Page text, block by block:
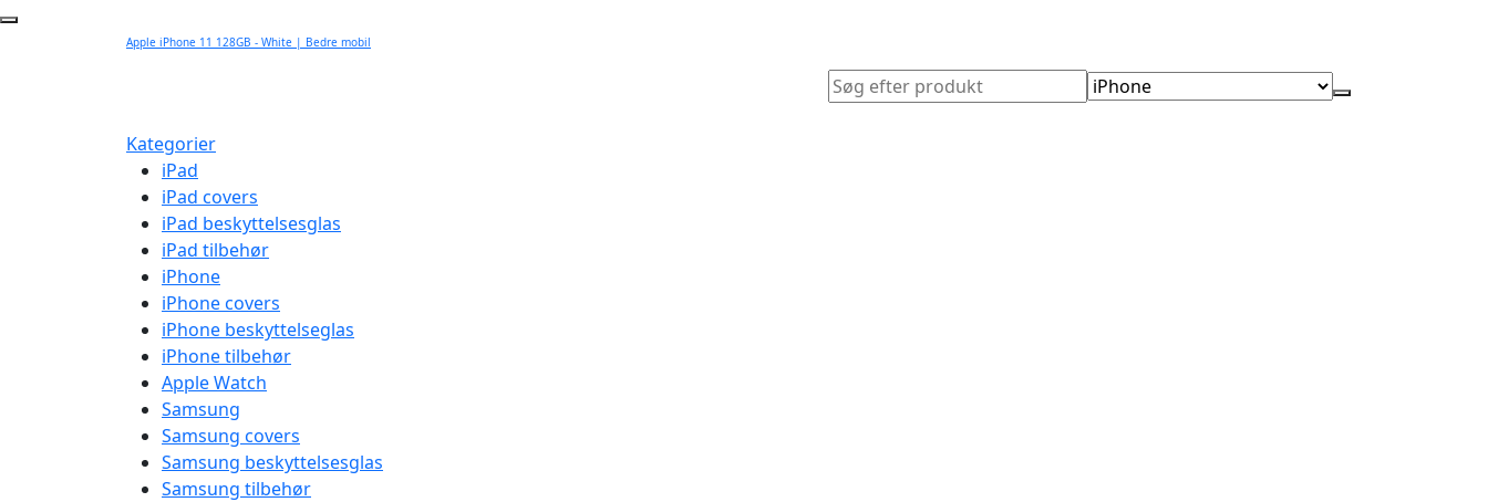
Apple iPhone 11 128GB - White | Bedre mobil
Kategorier
iPad
iPad covers
iPad beskyttelsesglas
iPad tilbehør
iPhone
iPhone covers
iPhone beskyttelseglas
iPhone tilbehør
Apple Watch
Samsung
Samsung covers
Samsung beskyttelsesglas
Samsung tilbehør